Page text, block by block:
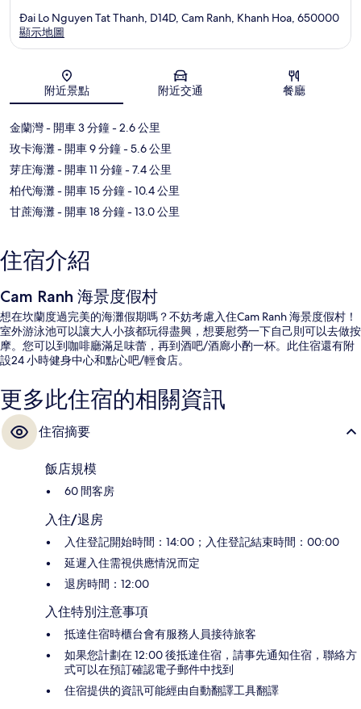
地圖
Ðai Lo Nguyen Tat Thanh, D14D, Cam Ranh, Khanh Hoa, 650000
顯示地圖
附近景點 附近交通 餐廳
金蘭灣- 開車 3 分鐘- 2.6 公里
玫卡海灘- 開車 9 分鐘- 5.6 公里
芽庄海灘- 開車 11 分鐘- 7.4 公里
柏代海灘- 開車 15 分鐘- 10.4 公里
甘蔗海灘- 開車 18 分鐘- 13.0 公里
住宿介紹
Cam Ranh 海景度假村
想在坎蘭度過完美的海灘假期嗎？不妨考慮入住Cam Ranh 海景度假村！
室外游泳池可以讓大人小孩都玩得盡興，想要慰勞一下自己則可以去做按
摩。您可以到咖啡廳滿足味蕾，再到酒吧/酒廊小酌一杯。此住宿還有附
設24 小時健身中心和點心吧/輕食店。
更多此住宿的相關資訊
住宿摘要
飯店規模
60 間客房
入住/退房
入住登記開始時間：14:00；入住登記結束時間：00:00
延遲入住需視供應情況而定
退房時間：12:00
入住特別注意事項
抵達住宿時櫃台會有服務人員接待旅客
如果您計劃在 12:00 後抵達住宿，請事先通知住宿，聯絡方
式可以在預訂確認電子郵件中找到
住宿提供的資訊可能經由自動翻譯工具翻譯